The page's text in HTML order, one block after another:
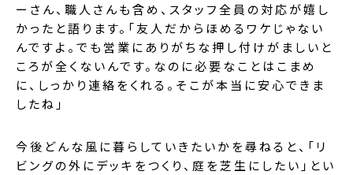
ーさん、職人さんも含め、スタッフ全員の対応が嬉し
かったと語ります。「友人だからほめるワケじゃない
んですよ。でも営業にありがちな押し付けがましいと
ころが全くないんです。なのに必要なことはこまめ
に、しっかり連絡をくれる。そこが本当に安心できま
したね」
今後どんな風に暮らしていきたいかを尋ねると、「リ
ビングの外にデッキをつくり、庭を芝生にしたい」とい